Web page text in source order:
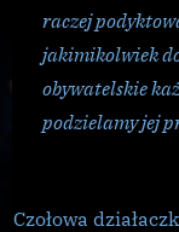
raczej
jakimikolwiek
obywatelskie
podzielamy jej
Czołowa